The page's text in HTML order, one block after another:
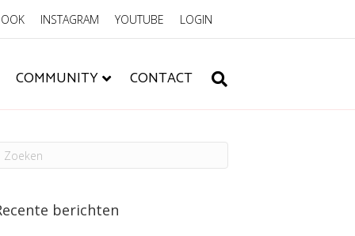
INSTAGRAM YOUTUBE LOGIN
COMMUNITY CONTACT
berichten